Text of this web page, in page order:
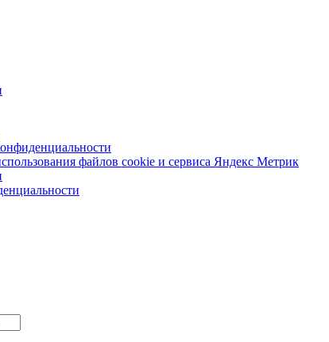
файлов cookie и сервиса Яндекс Метрик